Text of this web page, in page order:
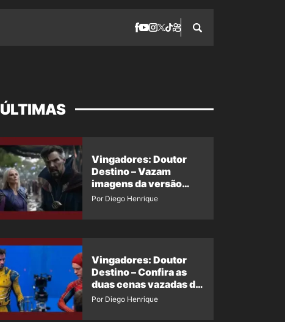
ÚLTIMAS
Vingadores: Doutor
Destino – Vazam
imagens da versão
maligna do Doutor
Por Diego Henrique
Vingadores: Doutor
Destino – Confira as
duas cenas vazadas do
Wolverine e o Homem-
Por Diego Henrique